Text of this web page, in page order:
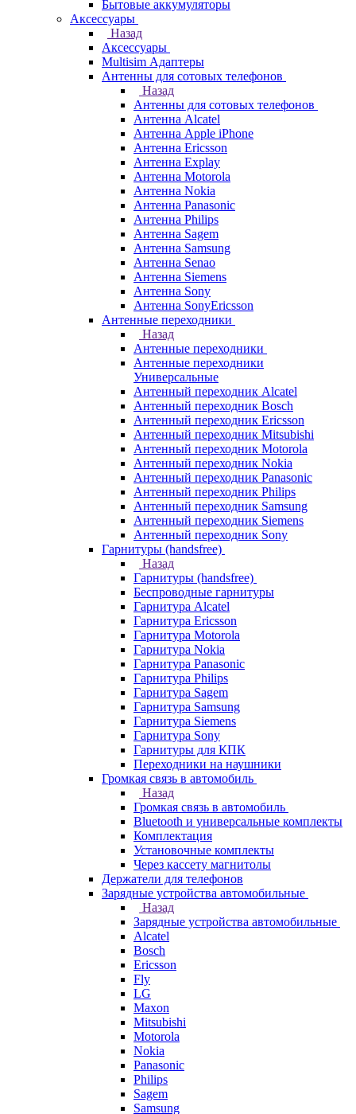
Бытовые аккумуляторы
Аксессуары
Назад
Аксессуары
Multisim Адаптеры
Антенны для сотовых телефонов
Назад
Антенны для сотовых телефонов
Антенна Alcatel
Антенна Apple iPhone
Антенна Ericsson
Антенна Explay
Антенна Motorola
Антенна Nokia
Антенна Panasonic
Антенна Philips
Антенна Sagem
Антенна Samsung
Антенна Senao
Антенна Siemens
Антенна Sony
Антенна SonyEricsson
Антенные переходники
Назад
Антенные переходники
Антенные переходники
Универсальные
Антенный переходник Alcatel
Антенный переходник Bosch
Антенный переходник Ericsson
Антенный переходник Mitsubishi
Антенный переходник Motorola
Антенный переходник Nokia
Антенный переходник Panasonic
Антенный переходник Philips
Антенный переходник Samsung
Антенный переходник Siemens
Антенный переходник Sony
Гарнитуры (handsfree)
Назад
Гарнитуры (handsfree)
Беспроводные гарнитуры
Гарнитура Alcatel
Гарнитура Ericsson
Гарнитура Motorola
Гарнитура Nokia
Гарнитура Panasonic
Гарнитура Philips
Гарнитура Sagem
Гарнитура Samsung
Гарнитура Siemens
Гарнитура Sony
Гарнитуры для КПК
Переходники на наушники
Громкая связь в автомобиль
Назад
Громкая связь в автомобиль
Bluetooth и универсальные комплекты
Комплектация
Установочные комплекты
Через кассету магнитолы
Держатели для телефонов
Зарядные устройства автомобильные
Назад
Зарядные устройства автомобильные
Alcatel
Bosch
Ericsson
Fly
LG
Maxon
Mitsubishi
Motorola
Nokia
Panasonic
Philips
Sagem
Samsung